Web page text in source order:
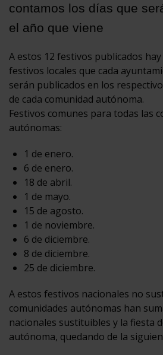
contamos los días que
el año que viene
A estos 12 festivos publicados
festivos locales que cada
serán publicados en los
de cada comunidad autónoma.
Festivos comunes para todas las
autónomas:
1 de enero.
6 de enero.
18 de abril.
1 de mayo.
15 de agosto.
1 de noviembre.
6 de diciembre.
8 de diciembre.
25 de diciembre.
A estos festivos nacionales no
comunidades autónomas han
nacionales sustituibles y la fiesta
autónoma, quedando de la